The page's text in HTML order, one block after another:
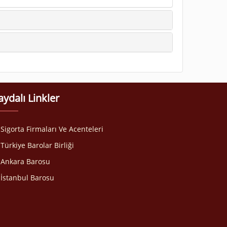
Linkler
Sigorta Firmaları Ve Acenteleri
Türkiye Barolar Birliği
Ankara Barosu
İstanbul Barosu